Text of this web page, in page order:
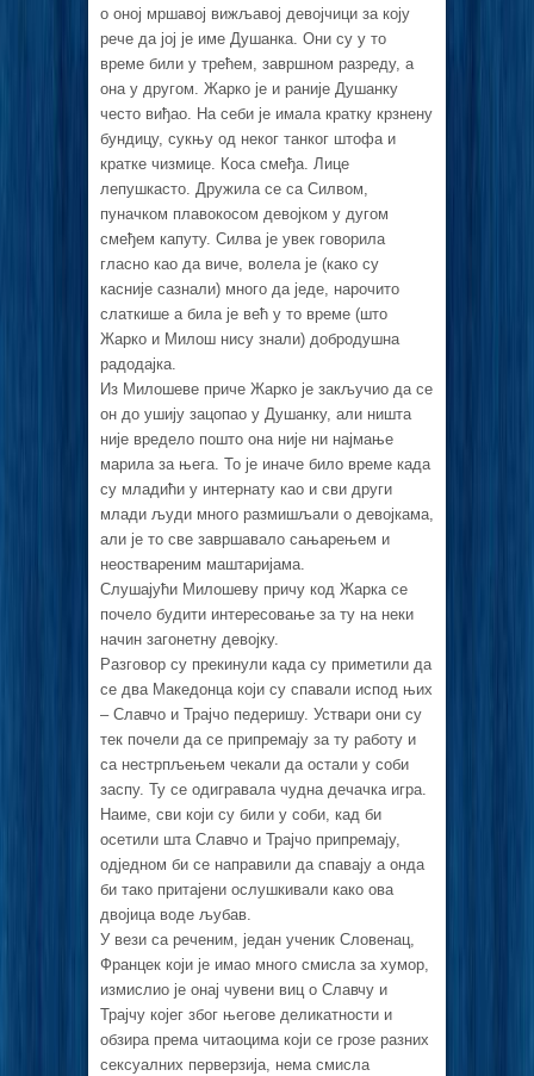
о оној мршавој вижљавој девојчици за коју
рече да јој је име Душанка. Они су у то
време били у трећем, завршном разреду, а
она у другом. Жарко је и раније Душанку
често виђао. На себи је имала кратку крзнену
бундицу, сукњу од неког танког штофа и
кратке чизмице. Коса смеђа. Лице
лепушкасто. Дружила се са Силвом,
пуначком плавокосом девојком у дугом
смеђем капуту. Силва је увек говорила
гласно као да виче, волела је (како су
касније сазнали) много да једе, нарочито
слаткише а била је већ у то време (што
Жарко и Милош нису знали) добродушна
радодајка.
Из Милошеве приче Жарко је закључио да се
он до ушију зацопао у Душанку, али ништа
није вредело пошто она није ни најмање
марила за њега. То је иначе било време када
су младићи у интернату као и сви други
млади људи много размишљали о девојкама,
али је то све завршавало сањарењем и
неоствареним маштаријама.
Слушајући Милошеву причу код Жарка се
почело будити интересовање за ту на неки
начин загонетну девојку.
Разговор су прекинули када су приметили да
се два Македонца који су спавали испод њих
– Славчо и Трајчо педеришу. Уствари они су
тек почели да се припремају за ту работу и
са нестрпљењем чекали да остали у соби
заспу. Ту се одигравала чудна дечачка игра.
Наиме, сви који су били у соби, кад би
осетили шта Славчо и Трајчо припремају,
одједном би се направили да спавају а онда
би тако притајени ослушкивали како ова
двојица воде љубав.
У вези са реченим, један ученик Словенац,
Францек који је имао много смисла за хумор,
измислио је онај чувени виц о Славчу и
Трајчу којег због његове деликатности и
обзира према читаоцима који се грозе разних
сексуалних перверзија, нема смисла